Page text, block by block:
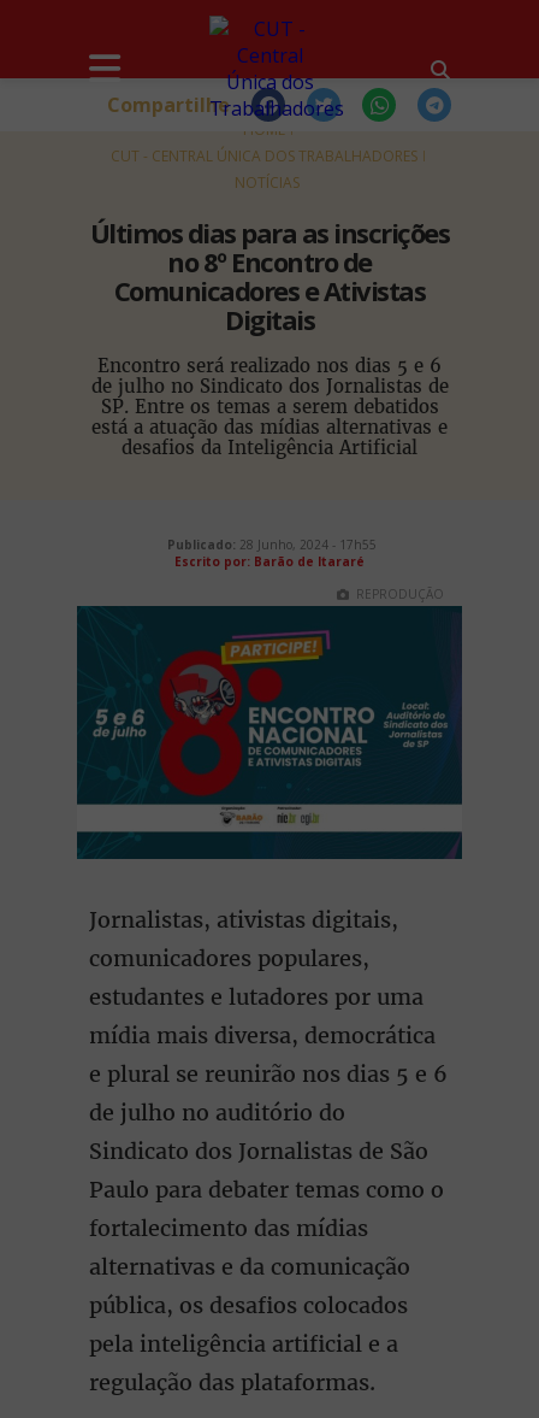
HOME
CUT - CENTRAL ÚNICA DOS TRABALHADORES
NOTÍCIAS
Últimos dias para as inscrições
no 8º Encontro de
Comunicadores e Ativistas
Digitais
Encontro será realizado nos dias 5 e 6
de julho no Sindicato dos Jornalistas de
SP. Entre os temas a serem debatidos
está a atuação das mídias alternativas e
desafios da Inteligência Artificial
Compartilhe
Publicado: 28 Junho, 2024 - 17h55
Escrito por: Barão de Itararé
REPRODUÇÃO
Jornalistas, ativistas digitais,
comunicadores populares,
estudantes e lutadores por uma
mídia mais diversa, democrática
e plural se reunirão nos dias 5 e 6
de julho no auditório do
Sindicato dos Jornalistas de São
Paulo para debater temas como o
fortalecimento das mídias
alternativas e da comunicação
pública, os desafios colocados
pela inteligência artificial e a
regulação das plataformas.